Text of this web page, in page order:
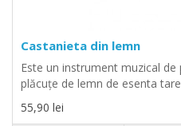
Castanieta din lemn
Este un instrument muzical
plăcuţe de lemn de esenta
55,90 lei